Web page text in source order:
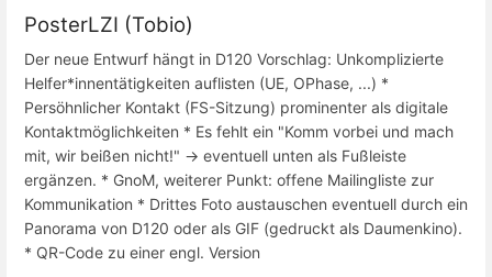
PosterLZI (Tobio)
Der neue Entwurf hängt in D120 Vorschlag: Unkomplizierte
Helfer*innentätigkeiten auflisten (UE, OPhase, ...) *
Persöhnlicher Kontakt (FS-Sitzung) prominenter als digitale
Kontaktmöglichkeiten * Es fehlt ein "Komm vorbei und mach
mit, wir beißen nicht!" -> eventuell unten als Fußleiste
ergänzen. * GnoM, weiterer Punkt: offene Mailingliste zur
Kommunikation * Drittes Foto austauschen eventuell durch ein
Panorama von D120 oder als GIF (gedruckt als Daumenkino).
* QR-Code zu einer engl. Version